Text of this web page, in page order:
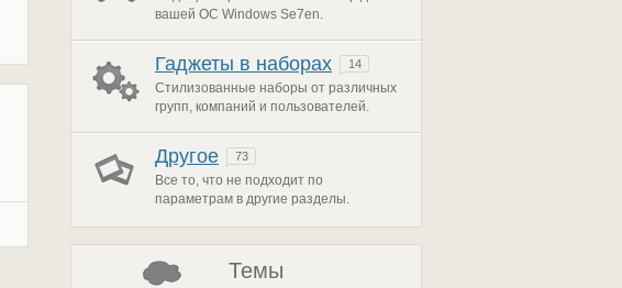
вашей ОС Windows Se7en.
Гаджеты в наборах 14
Стилизованные наборы от различных
групп, компаний и пользователей.
Другое 73
Все то, что не подходит по
параметрам в другие разделы.
Темы